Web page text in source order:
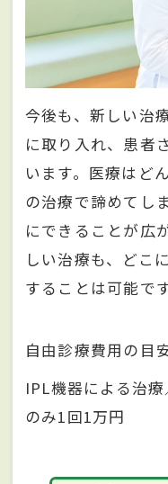
今後も、新しい治
に取り入れ、患者
います。医療はど
の治療で諦めてし
にできることが広
しい治療も、どこ
することは可能で
自由診療費用の目
IPL機器による治
のみ1回1万円